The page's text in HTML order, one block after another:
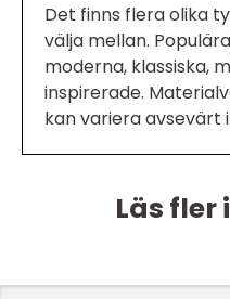
Det finns flera olika
välja mellan.
moderna, klassiska,
inspirerade.
kan variera avsevärt
Läs